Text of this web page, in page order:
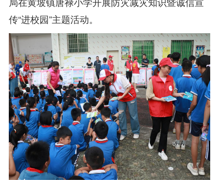
传“进校园”主题活动。